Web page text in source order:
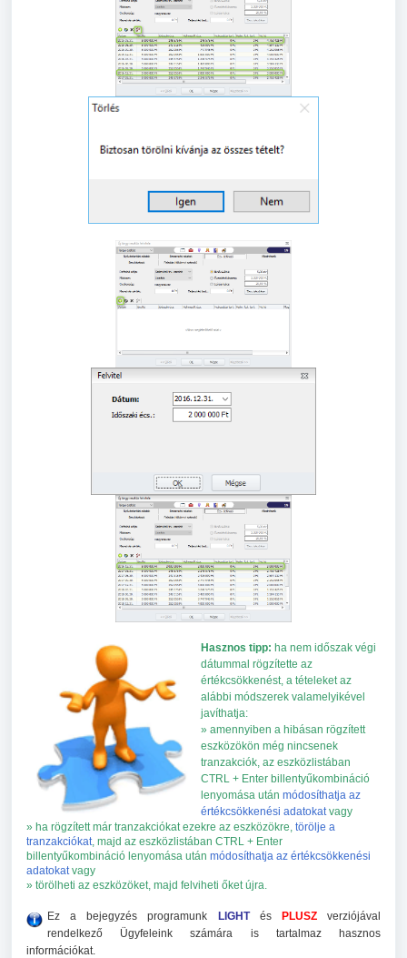
Hasznos tipp: ha nem időszak végi
dátummal rögzítette az
értékcsökkenést, a tételeket az
alábbi módszerek valamelyikével
javíthatja:
» amennyiben a hibásan rögzített
eszközökön még nincsenek
tranzakciók, az eszközlistában
CTRL + Enter billentyűkombináció
lenyomása után módosíthatja az
értékcsökkenési adatokatvagy
» ha rögzített már tranzakciókat ezekre az eszközökre, törölje a
tranzakciókat, majd az eszközlistában CTRL + Enter
billentyűkombináció lenyomása után módosíthatja az értékcsökkenési
adatokatvagy
» törölheti az eszközöket, majd felviheti őket újra.
Ez a bejegyzés programunk LIGHTés PLUSZverziójával
rendelkező Ügyfeleink számára is tartalmaz hasznos
információkat.